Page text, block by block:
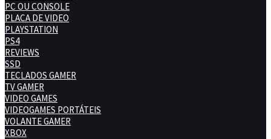
PC OU CONSOLE
PLACA DE VIDEO
PLAYSTATION
PS4
REVIEWS
SSD
TECLADOS GAMER
TV GAMER
VIDEO GAMES
VIDEOGAMES PORTÁTEIS
VOLANTE GAMER
XBOX